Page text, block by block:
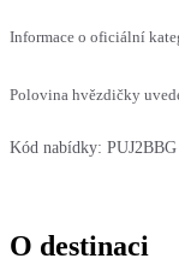
Informace o oficiální
Polovina hvězdičky
Kód nabídky: PUJ2BBG
O destinaci